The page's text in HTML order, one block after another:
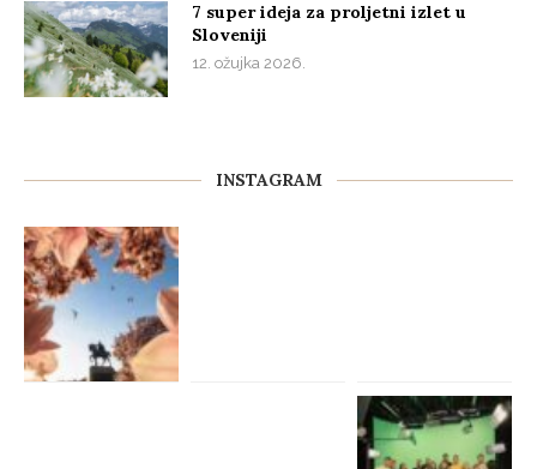
7 super ideja za proljetni izlet u
Sloveniji
12. ožujka 2026.
INSTAGRAM